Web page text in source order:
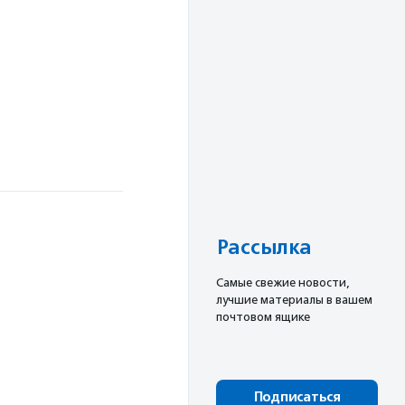
Рассылка
Cамые свежие новости,
лучшие материалы в вашем
почтовом ящике
Подписаться